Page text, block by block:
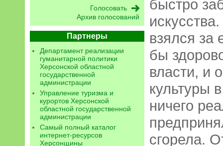
Архив голосований
Партнеры
Департамент реализации
гуманитарной политики
Херсонской областной
государственной
администрации
Управление туризма и
курортов Херсонской
областной государственной
администрации
Самый полный каталог
интернет-ресурсов
Херсонщины
быстро
взялся за
бы
власти, и
культуры
ничего
сгорела.